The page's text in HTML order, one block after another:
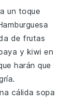
un toque
de frutas
y kiwi en
harán que
cálidasopa